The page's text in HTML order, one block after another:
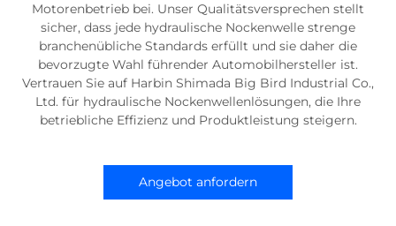
Motorenbetrieb bei. Unser Qualitätsversprechen stellt
sicher, dass jede hydraulische Nockenwelle strenge
branchenübliche Standards erfüllt und sie daher die
bevorzugte Wahl führender Automobilhersteller ist.
Vertrauen Sie auf Harbin Shimada Big Bird Industrial Co.,
Ltd. für hydraulische Nockenwellenlösungen, die Ihre
betriebliche Effizienz und Produktleistung steigern.
Angebot anfordern